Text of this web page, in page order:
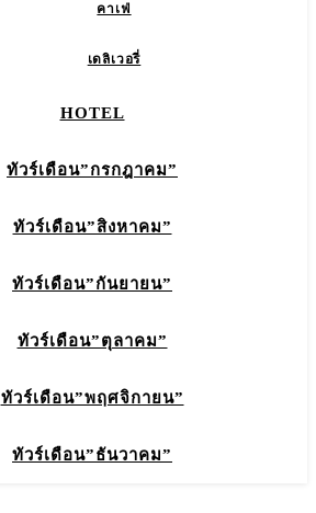
คาเฟ่
เดลิเวอรี่
HOTEL
ทัวร์เดือน”กรกฎาคม”
ทัวร์เดือน”สิงหาคม”
ทัวร์เดือน”กันยายน”
ทัวร์เดือน”ตุลาคม”
ทัวร์เดือน”พฤศจิกายน”
ทัวร์เดือน”ธันวาคม”